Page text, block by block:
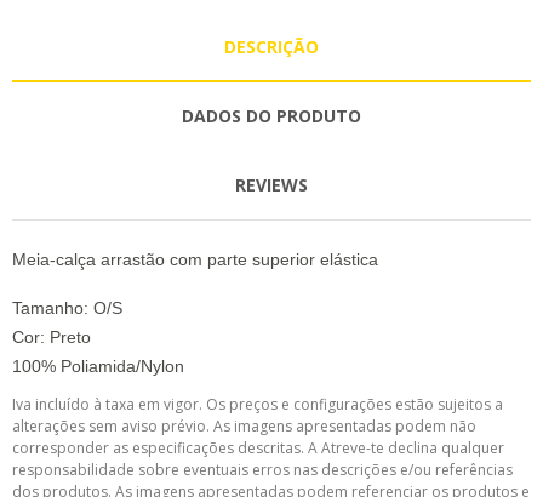
DESCRIÇÃO
DADOS DO PRODUTO
REVIEWS
Meia-calça arrastão com parte superior elástica
Tamanho: O/S
Cor: Preto
100% Poliamida/Nylon
Iva incluído à taxa em vigor. Os preços e configurações estão sujeitos a
alterações sem aviso prévio. As imagens apresentadas podem não
corresponder as especificações descritas. A Atreve-te declina qualquer
responsabilidade sobre eventuais erros nas descrições e/ou referências
dos produtos. As imagens apresentadas podem referenciar os produtos e